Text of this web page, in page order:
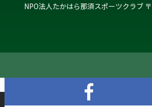
NPO法人たかはら那須スポーツクラブ